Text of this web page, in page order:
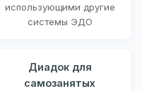
использующими другие
системы ЭДО
Диадок для
самозанятых